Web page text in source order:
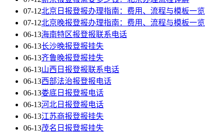
07-12北京日报登报办理指南：费用、流程与模板一览
07-12北京晚报登报办理指南：费用、流程与模板一览
06-13海南特区报登报联系电话
06-13长沙晚报登报挂失
06-13齐鲁晚报登报挂失
06-13山西日报登报联系电话
06-13西部法治报登报电话
06-13娄底日报登报电话
06-13河北日报登报电话
06-13江苏商报登报挂失
06-13茂名日报登报挂失